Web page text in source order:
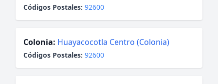
Códigos Postales: 92600
Colonia: Huayacocotla Centro (Colonia)
Códigos Postales: 92600